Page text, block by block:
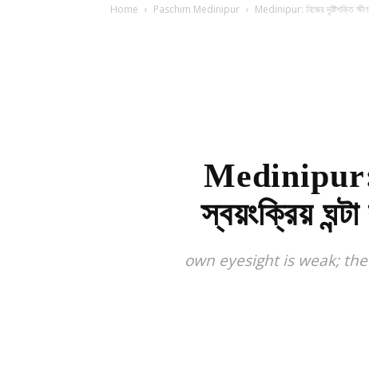
Home Paschim Medinipur Medinipur: নিজের দৃষ্টিশক্তি ক্ষীণ;
Medinipur:
স্বয়ংক্রিয়
own eyesight is weak;